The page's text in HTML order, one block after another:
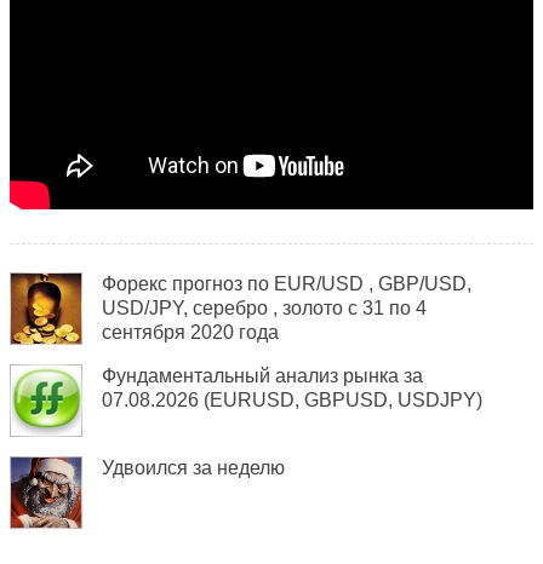
Форекс прогноз по EUR/USD , GBP/USD,
USD/JPY, серебро , золото с 31 по 4
сентября 2020 года
Фундаментальный анализ рынка за
07.08.2026 (EURUSD, GBPUSD, USDJPY)
Удвоился за неделю